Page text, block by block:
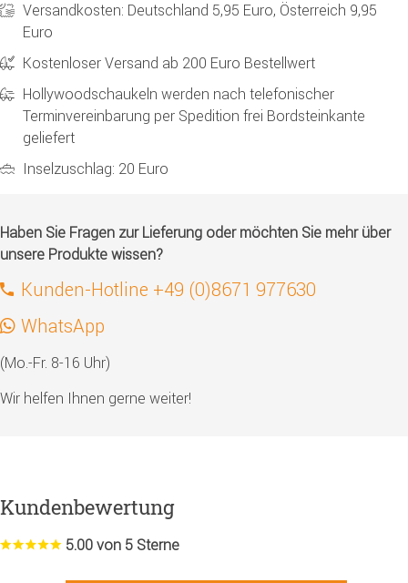
Versandkosten: Deutschland 5,95 Euro, Österreich 9,95
Euro
Kostenloser Versand ab 200 Euro Bestellwert
Hollywoodschaukeln werden nach telefonischer
Terminvereinbarung per Spedition frei Bordsteinkante
geliefert
Inselzuschlag: 20 Euro
Haben Sie Fragen zur Lieferung oder möchten Sie mehr über
unsere Produkte wissen?
Kunden-Hotline +49 (0)8671 977630
WhatsApp
(Mo.-Fr. 8-16 Uhr)
Wir helfen Ihnen gerne weiter!
Kundenbewertung
5.00 von 5 Sterne